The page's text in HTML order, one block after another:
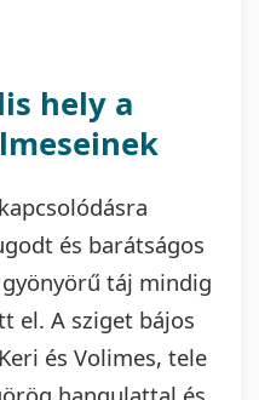
hely a
és barátságos
táj mindig
el. A sziget bájos
és Volimes, tele